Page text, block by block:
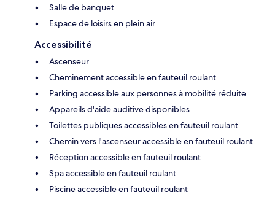
Salle de banquet
Espace de loisirs en plein air
Accessibilité
Ascenseur
Cheminement accessible en fauteuil roulant
Parking accessible aux personnes à mobilité réduite
Appareils d'aide auditive disponibles
Toilettes publiques accessibles en fauteuil roulant
Chemin vers l'ascenseur accessible en fauteuil roulant
Réception accessible en fauteuil roulant
Spa accessible en fauteuil roulant
Piscine accessible en fauteuil roulant